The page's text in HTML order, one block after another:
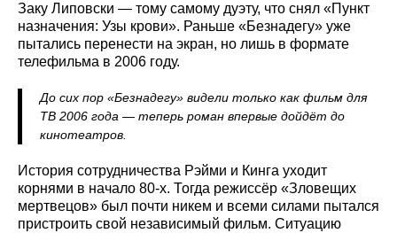
Заку Липовски — тому самому дуэту, что снял «Пункт
назначения: Узы крови». Раньше «Безнадегу» уже
пытались перенести на экран, но лишь в формате
телефильма в 2006 году.
До сих пор «Безнадегу» видели только как фильм для
ТВ 2006 года — теперь роман впервые дойдёт до
кинотеатров.
История сотрудничества Рэйми и Кинга уходит
корнями в начало 80-х. Тогда режиссёр «Зловещих
мертвецов» был почти никем и всеми силами пытался
пристроить свой независимый фильм. Ситуацию